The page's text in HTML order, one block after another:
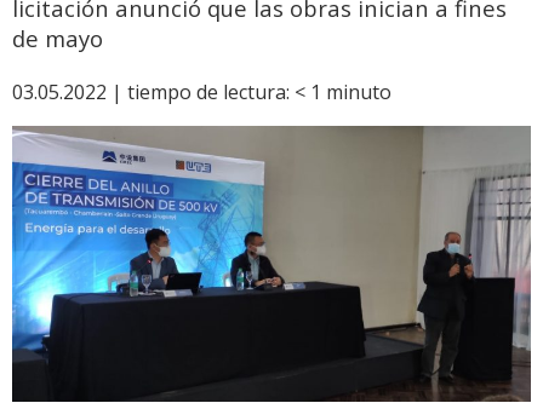
licitación anunció que las obras inician a fines
de mayo
03.05.2022 | tiempo de lectura: < 1 minuto